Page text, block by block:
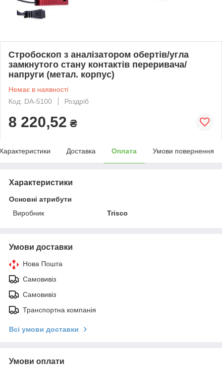
Стробоскоп з аналізатором обертів/угла
замкнутого стану контактів переривача/
напруги (метал. корпус)
Немає в наявності
Код: DA-5100
Роздріб
8 220,52 ₴
Доставка Оплата Умови повернення
Характеристики
Основні атрибути
Виробник
Trisco
Умови доставки
Нова Пошта
Самовивіз
Самовивіз
Транспортна компанія
Всі умови доставки
Умови оплати